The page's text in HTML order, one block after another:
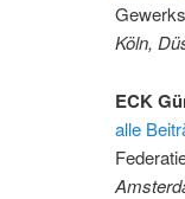
Köln,
ECK
alle